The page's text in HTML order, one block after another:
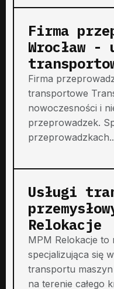
Firma
Wrocław -
Firma
transportowe
nowoczesności i
przeprowadzek.
Usługi
Relokacje
MPM Relokacje
specjalizująca się
transportu maszyn
na terenie całego